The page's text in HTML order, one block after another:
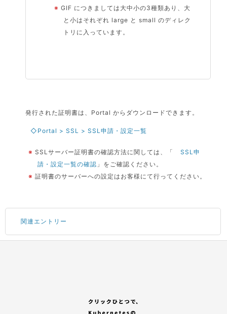
※GIF につきましては大中小の3種類あり、大
と小はそれぞれ large と small のディレク
トリに入っています。
発行された証明書は、Portal からダウンロードできます。
◇Portal > SSL > SSL申請・設定一覧
※ SSLサーバー証明書の確認方法に関しては、「
SSL申
請・設定一覧の確認 」をご確認ください。
※証明書のサーバーへの設定はお客様にて行ってください。
関連エントリー
「セレクトプラン(有償プラン)」を選択する